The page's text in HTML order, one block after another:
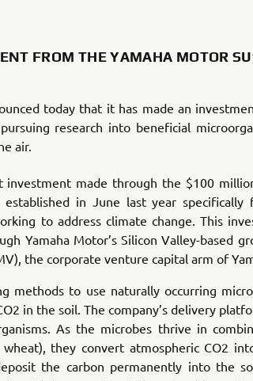
FROM THE YAMAHA MOTOR
today that it has made an
research into beneficial
air.
investment made through the $100
established in June last year
to address climate change. This
Yamaha Motor’s Silicon Valley-based
the corporate venture capital arm of
methods to use naturally occurring
in the soil. The company’s delivery
As the microbes thrive in
wheat), they convert atmospheric CO2
the carbon permanently into the